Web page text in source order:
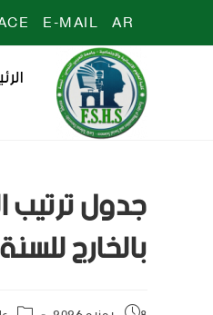
AR
E-MAIL
جدول ترتيب
بالخارج للسنة